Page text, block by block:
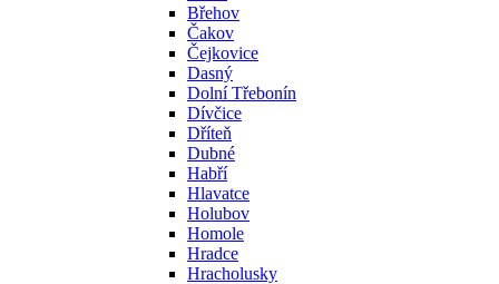
Břehov
Čakov
Čejkovice
Dasný
Dolní Třebonín
Dívčice
Dříteň
Dubné
Habří
Hlavatce
Holubov
Homole
Hradce
Hracholusky